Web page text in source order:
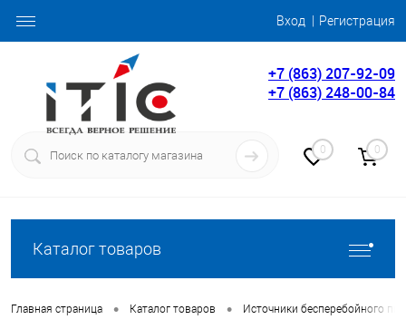
Вход Регистрация
+7 (863) 207-92-09
+7 (863) 248-00-84
0 0
Каталог товаров
Главная страница • Каталог товаров • Источники бесперебойного